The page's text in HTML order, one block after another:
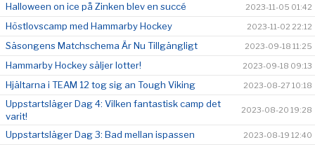
Halloween on ice på Zinken blev en succé 2023-11-05 01:42
Höstlovscamp med Hammarby Hockey 2023-11-02 22:12
Säsongens Matchschema Är Nu Tillgängligt 2023-09-18 11:25
Hammarby Hockey säljer lotter! 2023-09-18 09:13
Hjältarna i TEAM 12 tog sig an Tough Viking 2023-08-27 10:18
Uppstartsläger Dag 4: Vilken fantastisk camp det
varit!
2023-08-20 19:28
Uppstartsläger Dag 3: Bad mellan ispassen 2023-08-19 12:40